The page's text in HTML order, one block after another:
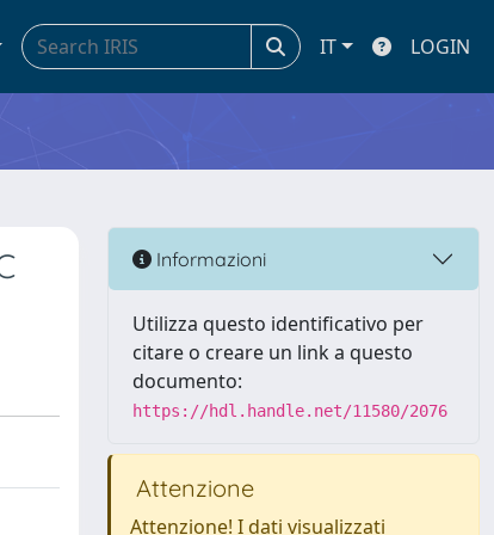
IT LOGIN
Informazioni
Utilizza questo identificativo per
citare o creare un link a questo
documento:
https://hdl.handle.net/11580/2076
Attenzione
Attenzione! I dati visualizzati